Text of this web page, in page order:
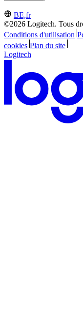
BE,fr
©2026 Logitech. Tous
Conditions d'utilisation
cookies Plan du site
Logitech